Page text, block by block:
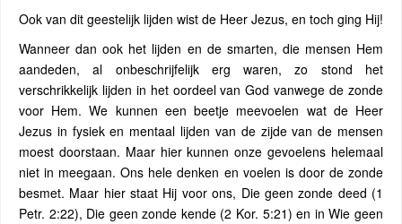
Ook van dit geestelijk lijden wist de Heer Jezus, en toch ging Hij!
Wanneer dan ook het lijden en de smarten, die mensen Hem
aandeden, al onbeschrijfelijk erg waren, zo stond het
verschrikkelijk lijden in het oordeel van God vanwege de zonde
voor Hem. We kunnen een beetje meevoelen wat de Heer
Jezus in fysiek en mentaal lijden van de zijde van de mensen
moest doorstaan. Maar hier kunnen onze gevoelens helemaal
niet in meegaan. Ons hele denken en voelen is door de zonde
besmet. Maar hier staat Hij voor ons, Die geen zonde deed (1
Petr. 2:22), Die geen zonde kende (2 Kor. 5:21) en in Wie geen